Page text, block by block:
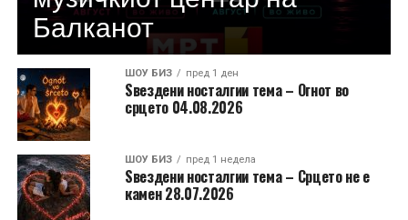
Балканот
ШОУ БИЗ пред 1 ден
Ѕвездени носталгии тема – Огнот во
срцето 04.08.2026
ШОУ БИЗ пред 1 недела
Ѕвездени носталгии тема – Срцето не е
камен 28.07.2026